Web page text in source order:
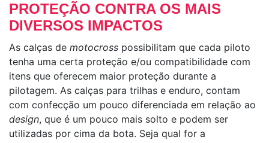
PROTEÇÃO CONTRA OS MAIS
DIVERSOS IMPACTOS
As calças de motocross possibilitam que cada piloto
tenha uma certa proteção e/ou compatibilidade com
itens que oferecem maior proteção durante a
pilotagem. As calças para trilhas e enduro, contam
com confecção um pouco diferenciada em relação ao
design, que é um pouco mais solto e podem ser
utilizadas por cima da bota. Seja qual for a